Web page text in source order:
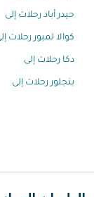
حيدر أباد رحلات إلى
كوالا لمبور رحلات
دكا رحلات إلى
بنجلور رحلات إلى